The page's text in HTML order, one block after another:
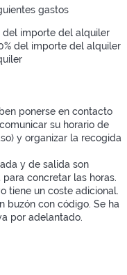
gastos
del importe del alquiler
del importe del alquiler
ponerse en contacto
su horario de
y organizar la recogida
y de salida son
concretar las horas.
tiene un coste adicional.
buzón con código. Se ha
por adelantado.